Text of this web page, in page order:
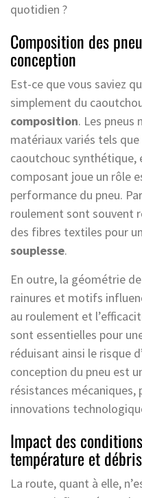
quotidien ?
Composition des
conception
Est-ce que vous saviez
simplement du
composition. Les pneus
matériaux variés tels
caoutchouc synthétique,
composant joue un rôle
performance du pneu.
roulement sont souvent
des fibres textiles pour
souplesse.
En outre, la géométrie
rainures et motifs
au roulement et
sont essentielles pour
réduisant ainsi le risque
conception du pneu est
résistances
innovations
Impact des
température et débris
La route, quant à elle,